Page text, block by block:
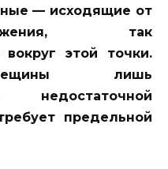
— исходящие от
так
этой точки.
лишь
предельной